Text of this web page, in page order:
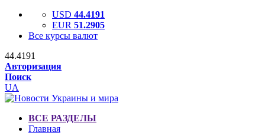
USD 44.4191
EUR 51.2905
Все курсы валют
44.4191
Авторизация
Поиск
UA
ВСЕ РАЗДЕЛЫ
Главная